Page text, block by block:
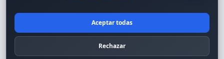
© 2024 Erson Tecnología. Todos los derechos reservados.
Política de privacidad
Aceptar todas
Rechazar